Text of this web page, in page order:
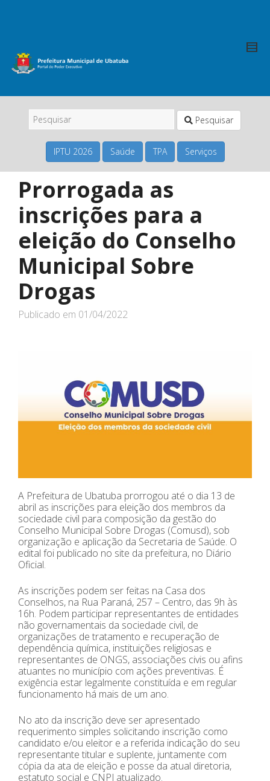
Pesquisar
IPTU 2026 Saúde TPA Serviços
Prorrogada as
inscrições para a
eleição do Conselho
Municipal Sobre
Drogas
Publicado em 01/04/2022
A Prefeitura de Ubatuba prorrogou até o dia 13 de
abril as inscrições para eleição dos membros da
sociedade civil para composição da gestão do
Conselho Municipal Sobre Drogas (Comusd), sob
organização e aplicação da Secretaria de Saúde. O
edital foi publicado no site da prefeitura, no Diário
Oficial.
As inscrições podem ser feitas na Casa dos
Conselhos, na Rua Paraná, 257 – Centro, das 9h às
16h. Podem participar representantes de entidades
não governamentais da sociedade civil, de
organizações de tratamento e recuperação de
dependência química, instituições religiosas e
representantes de ONGS, associações civis ou afins
atuantes no município com ações preventivas. É
exigência estar legalmente constituída e em regular
funcionamento há mais de um ano.
No ato da inscrição deve ser apresentado
requerimento simples solicitando inscrição como
candidato e/ou eleitor e a referida indicação do seu
representante titular e suplente, juntamente com
cópia da ata de eleição e posse da atual diretoria,
estatuto social e CNPJ atualizado.